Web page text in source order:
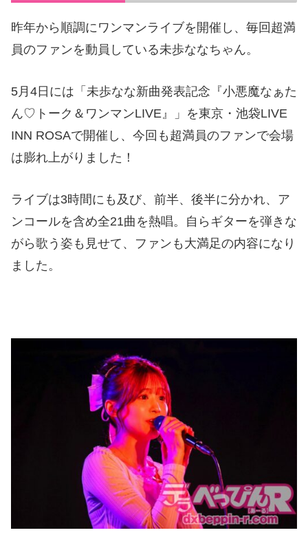
昨年から順調にワンマンライブを開催し、毎回超満
員のファンを動員している未歩ななちゃん。
5月4日には「未歩なな新曲発表記念『小悪魔なぁた
ん♡トーク＆ワンマンLIVE』」を東京・池袋LIVE
INN ROSAで開催し、今回も超満員のファンで会場
は膨れ上がりました！
ライブは3時間にも及び、前半、後半に分かれ、ア
ンコールを含め全21曲を熱唱。自らギターを弾きな
がら歌う姿も見せて、ファンも大満足の内容になり
ました。